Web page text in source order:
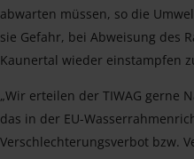
abwarten müssen, so die
sie Gefahr, bei Abweisung des
Kaunertal wieder einstampfen
„Wir erteilen der TIWAG gerne
das in der EU-
Verschlechterungsverbot bzw.